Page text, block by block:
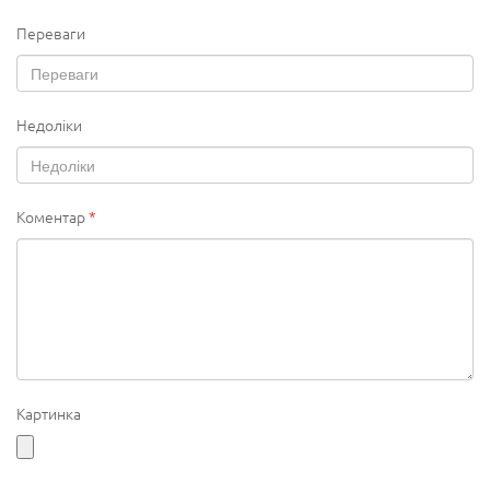
Переваги
Недоліки
Коментар*
Картинка